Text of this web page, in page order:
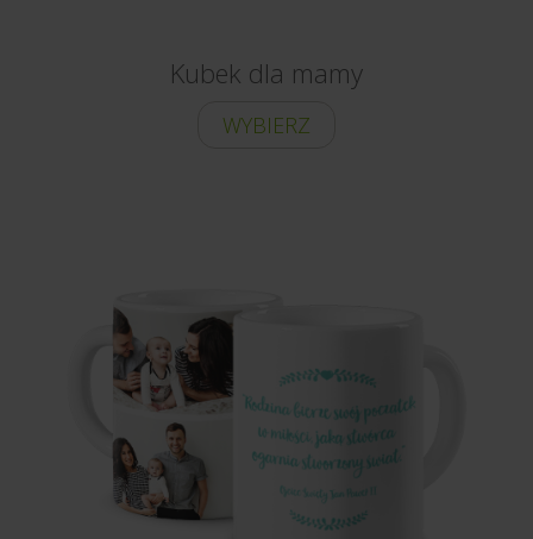
Kubek dla mamy
WYBIERZ